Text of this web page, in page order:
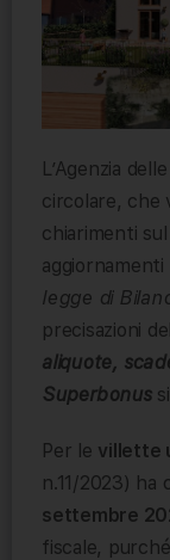
L’Agenzia
circolare, che
chiarimenti sul
legge di
precisazioni
aliquote,
Superbonus
Per le villette
n.11/2023)
settembre
fiscale,